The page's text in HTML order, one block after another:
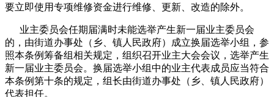
要立即使用专项维修资金进行维修、更新、改造的除外。
业主委员会任期届满时未能选举产生新一届业主委员会
的，由街道办事处（乡、镇人民政府）成立换届选举小组，参
照本条例筹备组相关规定，组织召开业主大会会议，选举产生
新一届业主委员会。换届选举小组中的业主代表成员应当符合
本条例第十条的规定，组长由街道办事处（乡、镇人民政府）
代表担任。